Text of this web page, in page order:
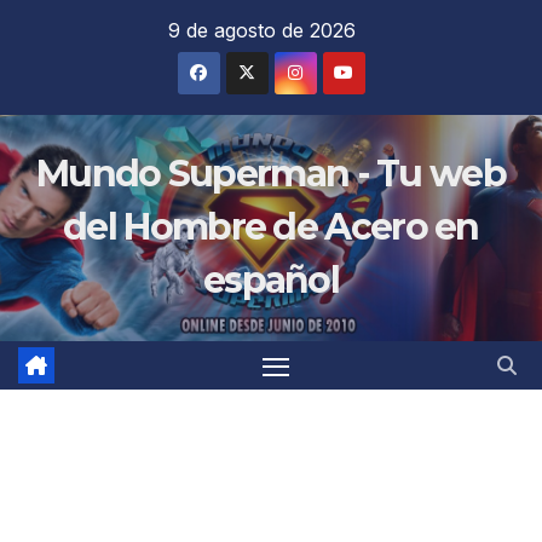
9 de agosto de 2026
Mundo Superman - Tu web
del Hombre de Acero en
español